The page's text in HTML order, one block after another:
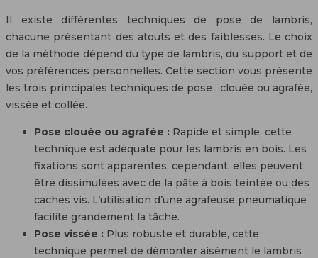
Il existe différentes techniques de pose de lambris,
chacune présentant des atouts et des faiblesses. Le choix
de la méthode dépend du type de lambris, du support et de
vos préférences personnelles. Cette section vous présente
les trois principales techniques de pose : clouée ou agrafée,
vissée et collée.
Pose clouée ou agrafée : Rapide et simple, cette
technique est adéquate pour les lambris en bois. Les
fixations sont apparentes, cependant, elles peuvent
être dissimulées avec de la pâte à bois teintée ou des
caches vis. L’utilisation d’une agrafeuse pneumatique
facilite grandement la tâche.
Pose vissée : Plus robuste et durable, cette
technique permet de démonter aisément le lambris